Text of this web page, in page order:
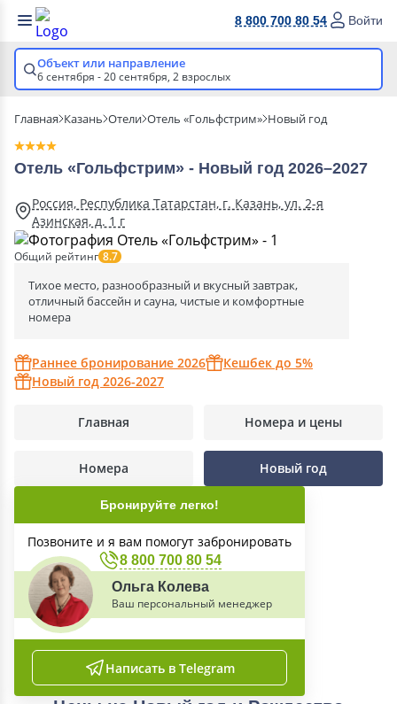
8 800 700 80 54 Войти
Объект или направление
6 сентября - 20 сентября, 2 взрослых
Главная Казань Отели Отель «Гольфстрим» Новый год
Отель «Гольфстрим» - Новый год 2026–2027
Россия, Республика Татарстан, г. Казань, ул. 2-я
Азинская, д. 1 г
Общий рейтинг 8.7
Тихое место, разнообразный и вкусный завтрак,
отличный бассейн и сауна, чистые и комфортные
номера
Раннее бронирование 2026
Кешбек до 5%
Новый год 2026-2027
Главная Номера и цены
Номера Новый год
Бронируйте легко!
Позвоните и я вам помогут забронировать
8 800 700 80 54
Ольга Колева
Ваш персональный менеджер
Написать в Telegram